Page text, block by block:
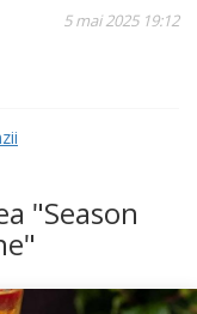
5 mai 2025 19:12
"Season